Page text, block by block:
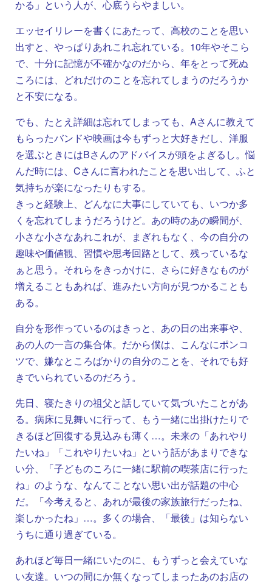
かる」という人が、心底うらやましい。
エッセイリレーを書くにあたって、高校のことを思い
出すと、やっぱりあれこれ忘れている。10年やそこら
で、十分に記憶が不確かなのだから、年をとって死ぬ
ころには、どれだけのことを忘れてしまうのだろうか
と不安になる。
でも、たとえ詳細は忘れてしまっても、Aさんに教えて
もらったバンドや映画は今もずっと大好きだし、洋服
を選ぶときにはBさんのアドバイスが頭をよぎるし。悩
んだ時には、Cさんに言われたことを思い出して、ふと
気持ちが楽になったりもする。
きっと経験上、どんなに大事にしていても、いつか多
くを忘れてしまうだろうけど。あの時のあの瞬間が、
小さな小さなあれこれが、まぎれもなく、今の自分の
趣味や価値観、習慣や思考回路として、残っているな
ぁと思う。それらをきっかけに、さらに好きなものが
増えることもあれば、進みたい方向が見つかることも
ある。
自分を形作っているのはきっと、あの日の出来事や、
あの人の一言の集合体。だから僕は、こんなにポンコ
ツで、嫌なところばかりの自分のことを、それでも好
きでいられているのだろう。
先日、寝たきりの祖父と話していて気づいたことがあ
る。病床に見舞いに行って、もう一緒に出掛けたりで
きるほど回復する見込みも薄く…。未来の「あれやり
たいね」「これやりたいね」という話があまりできな
い分、「子どものころに一緒に駅前の喫茶店に行った
ね」のような、なんてことない思い出が話題の中心
だ。「今考えると、あれが最後の家族旅行だったね、
楽しかったね」…。多くの場合、「最後」は知らない
うちに通り過ぎている。
あれほど毎日一緒にいたのに、もうずっと会えていな
い友達。いつの間にか無くなってしまったあのお店の